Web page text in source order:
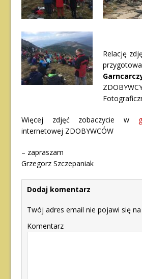
Relację
Więcej zdjęć zobaczycie w
internetowej ZDOBYWCÓW
– zapraszam
Grzegorz Szczepaniak
Dodaj komentarz
Twój adres email nie pojawi się
Komentarz